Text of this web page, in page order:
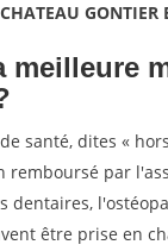
GONTIER
meilleure
santé, dites « hors
remboursé par
dentaires,
être prise en